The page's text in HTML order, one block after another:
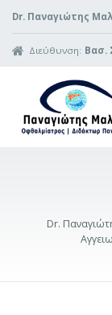
Dr. Παναγιώτης
Διεύθυνση: Βασ.
Dr.